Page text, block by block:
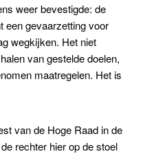
weer bevestigde: de
een gevaarzetting voor
wegkijken. Het niet
van gestelde doelen,
maatregelen. Het is
van de Hoge Raad in de
rechter hier op de stoel